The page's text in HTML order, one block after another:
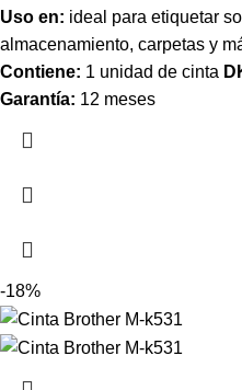
Uso en: ideal para etiquetar
almacenamiento, carpetas y
Contiene: 1 unidad de cinta
Garantía: 12 meses
-18%